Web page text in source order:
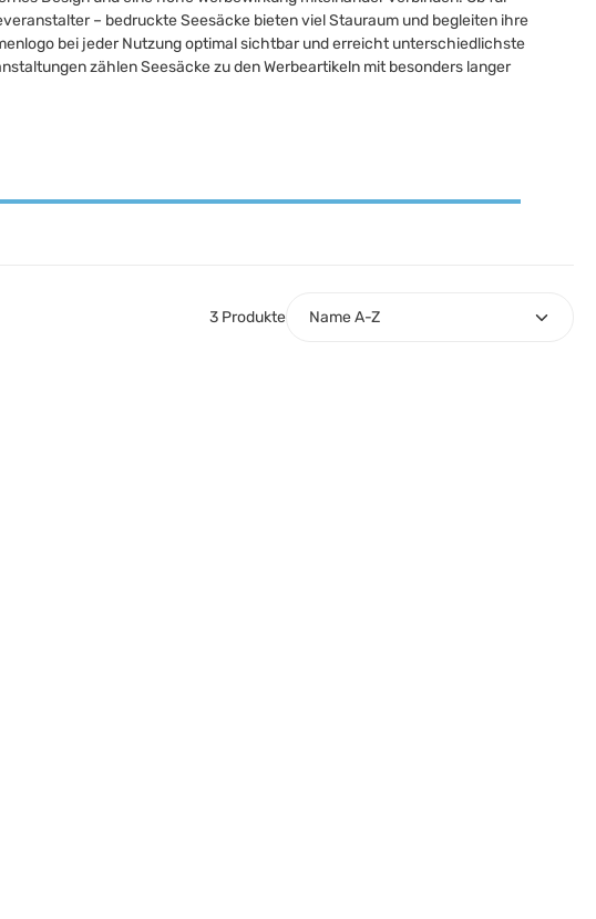
– bedruckte Seesäcke bieten viel Stauraum und begleiten ihre
bei jeder Nutzung optimal sichtbar und erreicht unterschiedlichste
zählen Seesäcke zu den Werbeartikeln mit besonders langer
3 Produkte